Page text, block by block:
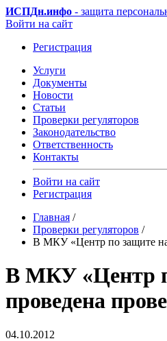
ИСПДн.инфо - защита
Войти на сайт
Регистрация
Услуги
Документы
Новости
Статьи
Проверки регуляторов
Законодательство
Ответственность
Контакты
Войти на сайт
Регистрация
Главная /
Проверки регуляторов /
В МКУ «Центр по защите
В МКУ «Центр
проведена
04.10.2012